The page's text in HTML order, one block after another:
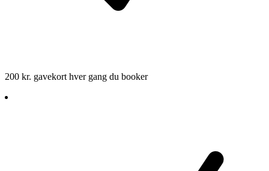
200 kr. gavekort hver gang du booker